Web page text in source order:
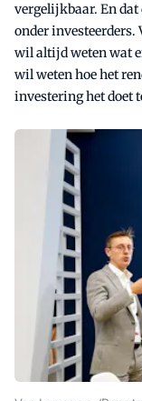
vergelijkbaar. En
onder investeerders.
wil altijd weten wat
wil weten hoe het
investering het doet